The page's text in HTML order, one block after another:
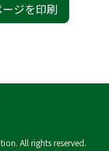
ジを印刷
All rights reserved.